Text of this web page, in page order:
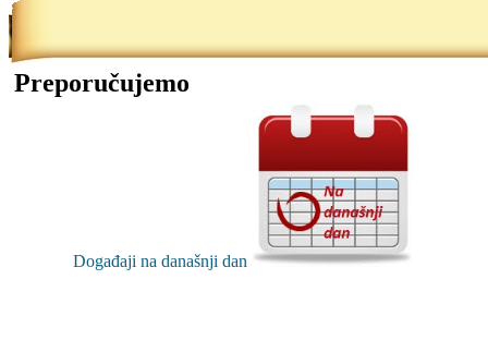
Preporučujemo
Događaji na današnji dan